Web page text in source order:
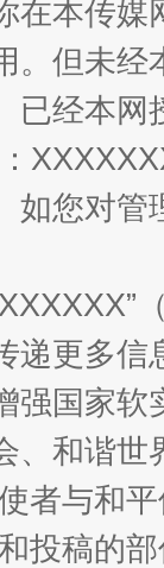
规模
在本传
。但未
已经本
如您对
递更多
强国家
、和谐
者与和
投稿的